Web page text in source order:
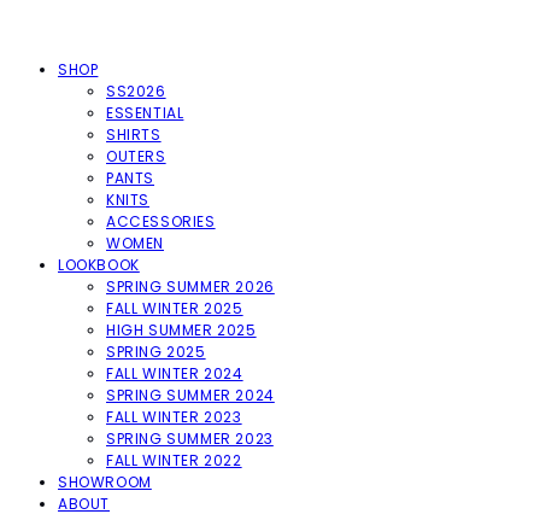
SHOP
SS2026
ESSENTIAL
SHIRTS
OUTERS
PANTS
KNITS
ACCESSORIES
WOMEN
LOOKBOOK
SPRING SUMMER 2026
FALL WINTER 2025
HIGH SUMMER 2025
SPRING 2025
FALL WINTER 2024
SPRING SUMMER 2024
FALL WINTER 2023
SPRING SUMMER 2023
FALL WINTER 2022
SHOWROOM
ABOUT